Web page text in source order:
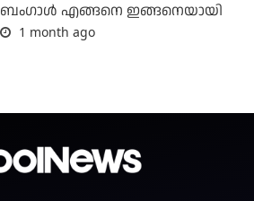
ബം​ഗാൾ എങ്ങനെ ഇങ്ങനെയായി
1 month ago